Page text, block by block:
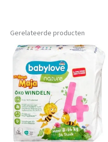
Gerelateerde producten